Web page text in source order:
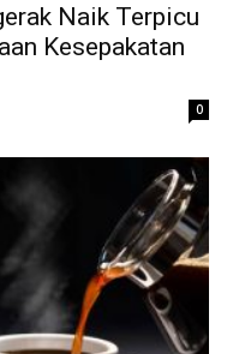
Naik Terpicu
Kesepakatan
0